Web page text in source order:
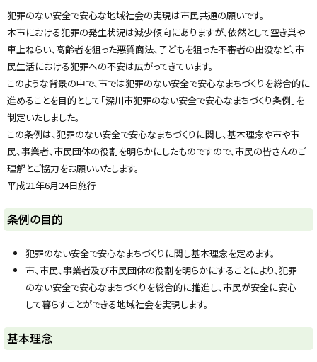
犯罪のない安全で安心な地域社会の実現は市民共通の願いです。
本市における犯罪の発生状況は減少傾向にありますが、依然として空き巣や
車上ねらい、高齢者を狙った悪質商法、子どもを狙った不審者の出没など、市
民生活における犯罪への不安は広がってきています。
このような背景の中で、市では犯罪のない安全で安心なまちづくりを総合的に
進めることを目的として「深川市犯罪のない安全で安心なまちづくり条例」を
制定いたしました。
この条例は、犯罪のない安全で安心なまちづくりに関し、基本理念や市や市
民、事業者、市民団体の役割を明らかにしたものですので、市民の皆さんのご
理解とご協力をお願いいたします。
平成21年6月24日施行
条例の目的
犯罪のない安全で安心なまちづくりに関し基本理念を定めます。
市、市民、事業者及び市民団体の役割を明らかにすることにより、犯罪
のない安全で安心なまちづくりを総合的に推進し、市民が安全に安心
して暮らすことができる地域社会を実現します。
ト
ッ
基本理念